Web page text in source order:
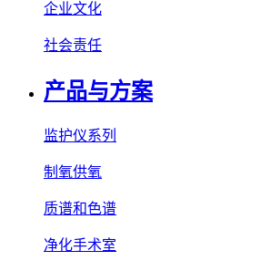
企业文化
社会责任
产品与方案
监护仪系列
制氧供氧
质谱和色谱
净化手术室